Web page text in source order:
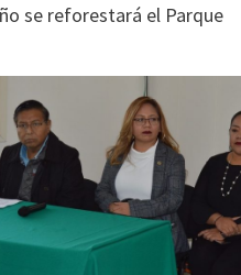
se reforestará el Parque